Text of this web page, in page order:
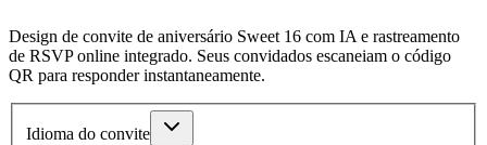
Design de convite de aniversário Sweet 16 com IA e rastreamento
de RSVP online integrado. Seus convidados escaneiam o código
QR para responder instantaneamente.
Idioma do convite